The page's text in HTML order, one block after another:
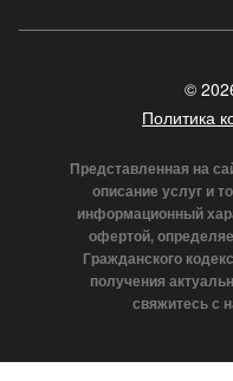
©
Политика
Представленная на
описание услуг и
информационный
офертой,
Гражданского
получения
свяжитесь с